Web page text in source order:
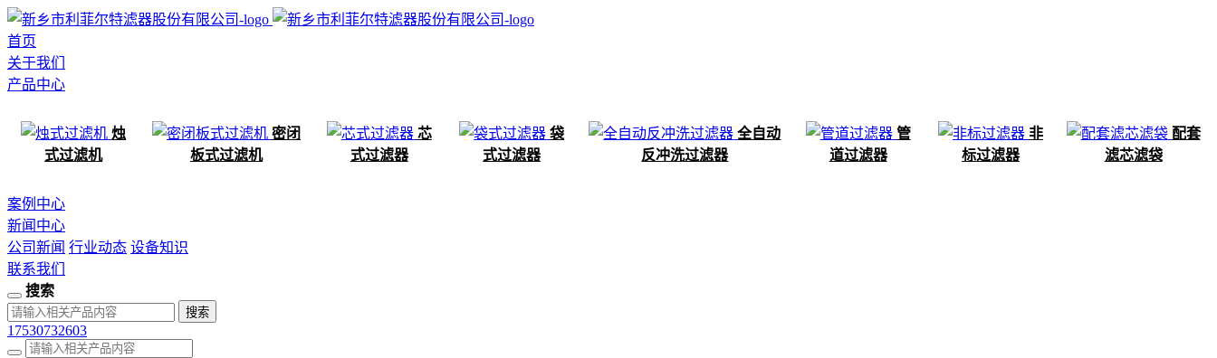
首页
关于我们
产品中心
烛
式过滤机
密闭
板式过滤机
芯
式过滤器
袋
式过滤器
全自动
反冲洗过滤器
管
道过滤器
非
标过滤器
配套
滤芯滤袋
案例中心
新闻中心
公司新闻 行业动态 设备知识
联系我们
搜索
17530732603